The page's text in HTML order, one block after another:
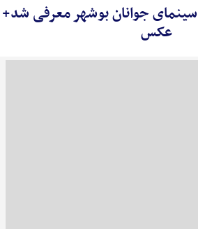
جوانان بوشهر معرفی شد+
عکس